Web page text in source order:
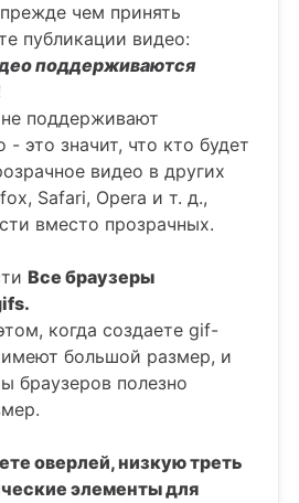
чем принять
публикации видео:
поддерживаются
поддерживают
- это значит, что кто будет
видео в других
Safari, Opera и т. д.,
вместо прозрачных.
Все браузеры
когда создаете gif-
большой размер, и
браузеров полезно
оверлей, низкую треть
элементы для